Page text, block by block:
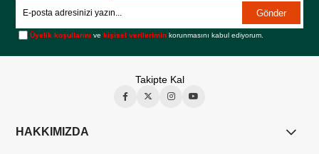
Gönder
Üyelik koşullarını vekişisel verilerimin korunmasını kabul ediyorum.
Takipte Kal
HAKKIMIZDA